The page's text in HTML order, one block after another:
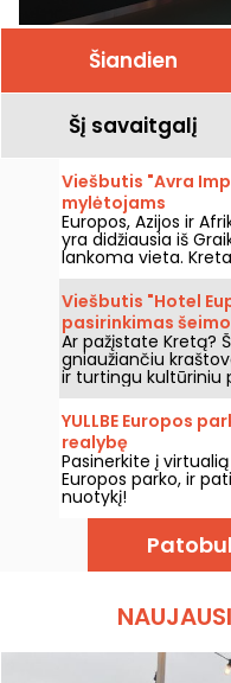
Šiandien
Šį savaitgalį
Viešbutis "Avra
mylėtojams
Europos, Azijos ir
yra didžiausia iš
lankoma vieta.
paplūdimiais,
vietomis ir didingais
siūlo
apgyvendinimo
išsiskiria prabanga,
Viešbutis "Hotel
pasirinkimas
Ar pažįstate Kretą?
gniaužiančiu
ir turtingu kultūriniu
nuotykių ir poilsio
YULLBE Europos
realybę
Pasinerkite į virtualią
Europos parko, ir
nuotykį!